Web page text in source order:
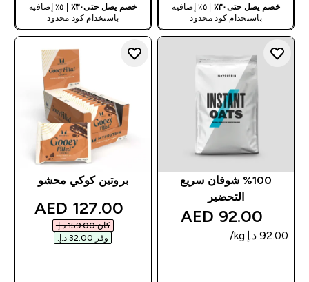
خصم يصل حتى٣٠٪
| ٥٪ إضافية
باستخدام كود محدود
خصم يصل حتى٣٠٪
| ٥٪ إضافية
باستخدام كود محدود
%100 شوفان سريع
التحضير
92.00 AED‎
بروتين كوكي محشو
price
127.00 AED‎
كان ‏159.00 د.إ.‏‎
وفر ‏32.00 د.إ.‏‎